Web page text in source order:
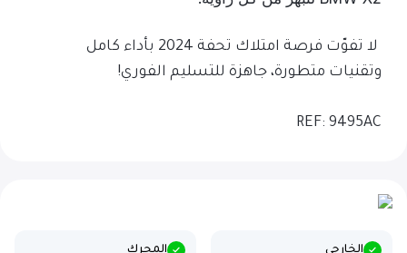
لا تفوّت فرصة امتلاك تحفة 2024 بأداء كامل
وتقنيات متطورة، جاهزة للتسليم الفوري!
REF: 9495AC
الخارجي المحرك